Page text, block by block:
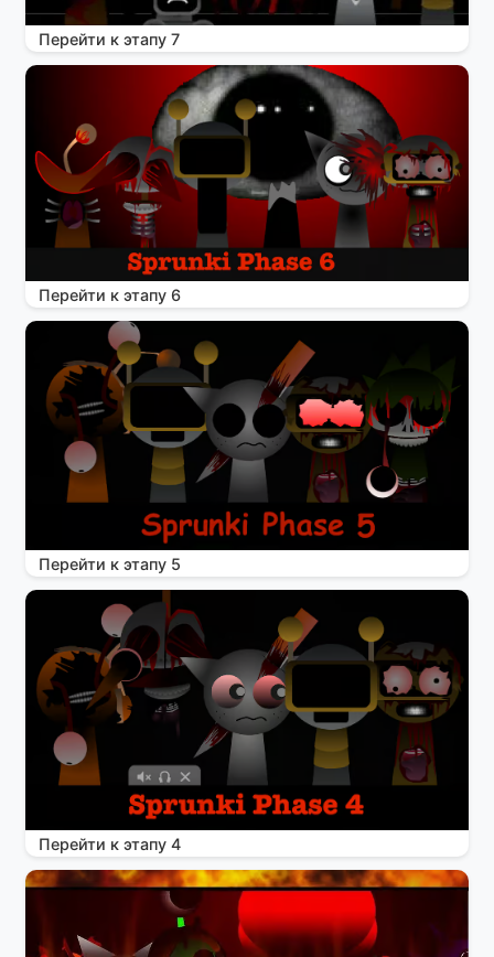
Перейти к этапу 7
Перейти к этапу 6
Перейти к этапу 5
Перейти к этапу 4